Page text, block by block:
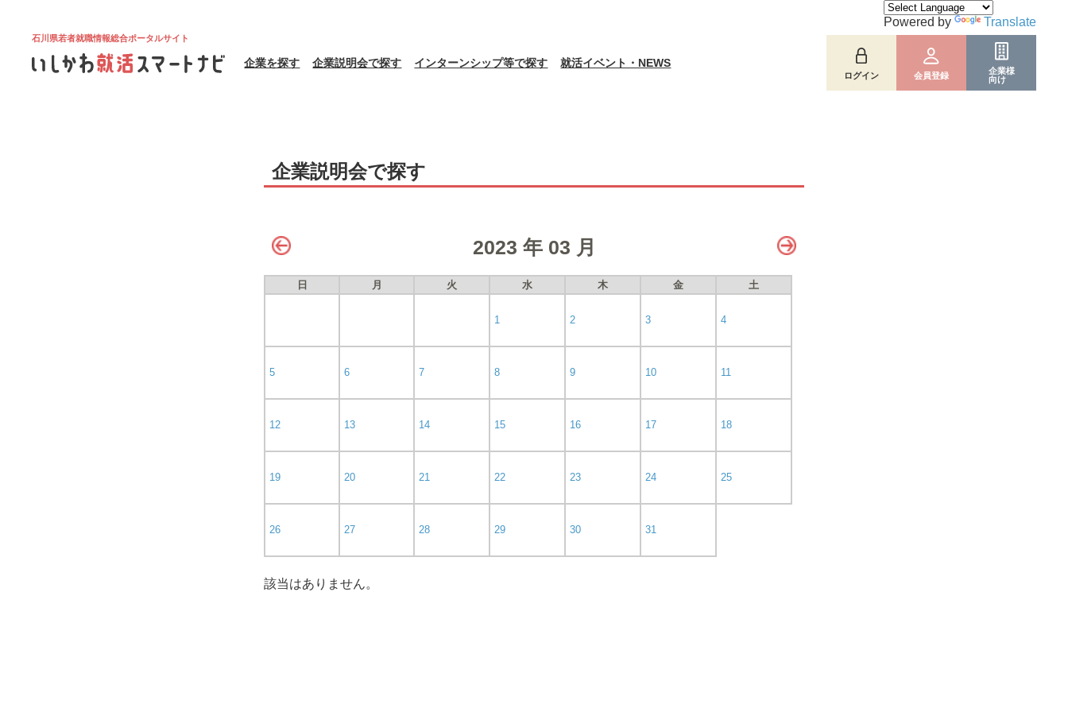
石川県若者就職情報総合ポータルサイト
企業を探す 企業説明会で探す インターンシップ等で探す 就活イベント・NEWS
ログイン 会員登録
企業様
向け
Powered by Translate
企業説明会で探す
2023 年 03 月
日 月 火 水 木 金 土
1 2 3 4
5 6 7 8 9 10 11
12 13 14 15 16 17 18
19 20 21 22 23 24 25
26 27 28 29 30 31
該当はありません。